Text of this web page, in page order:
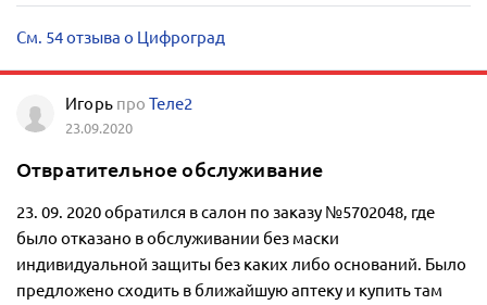
См. 54 отзыва о Цифроград
Игорь про Теле2
23.09.2020
Отвратительное обслуживание
23. 09. 2020 обратился в салон по заказу №5702048, где
было отказано в обслуживании без маски
индивидуальной защиты без каких либо оснований. Было
предложено сходить в ближайшую аптеку и купить там